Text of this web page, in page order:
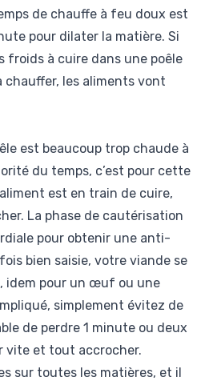
de chauffe à feu doux est
pour dilater la matière. Si
froids à cuire dans une poêle
les aliments vont
est beaucoup trop chaude à
du temps, c’est pour cette
est en train de cuire,
La phase de cautérisation
pour obtenir une anti-
bien saisie, votre viande se
idem pour un œuf ou une
simplement évitez de
de perdre 1 minute ou deux
vite et tout accrocher.
sur toutes les matières, et il